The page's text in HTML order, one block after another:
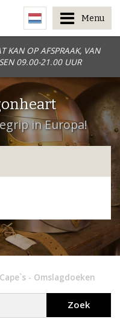
KAN OP AFSPRAAK, VAN
09.00-21.00 UUR
Menu
in Europa!
Cape`s - Omslagdoeken
Zoek